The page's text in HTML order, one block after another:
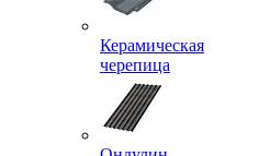
Керамическая
черепица